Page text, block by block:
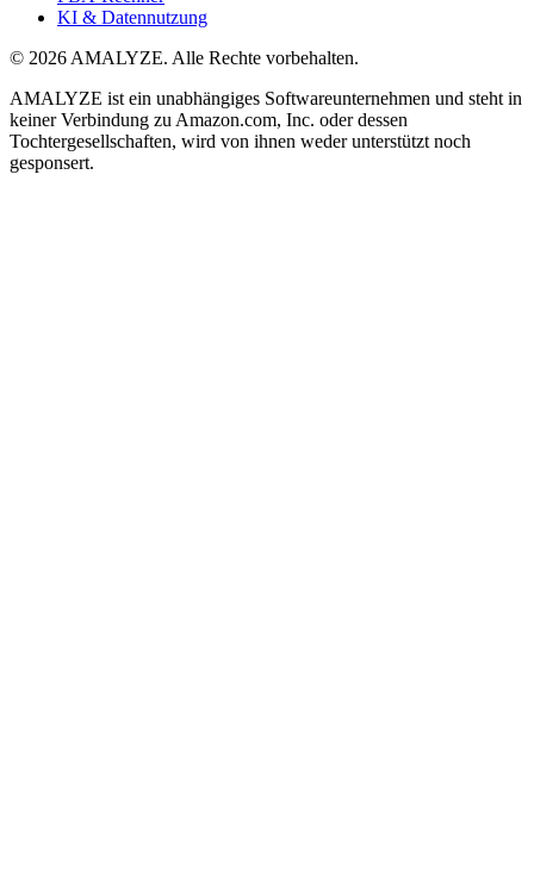
KI & Datennutzung
© 2026 AMALYZE. Alle Rechte vorbehalten.
AMALYZE ist ein unabhängiges Softwareunternehmen und steht in
keiner Verbindung zu Amazon.com, Inc. oder dessen
Tochtergesellschaften, wird von ihnen weder unterstützt noch
gesponsert.